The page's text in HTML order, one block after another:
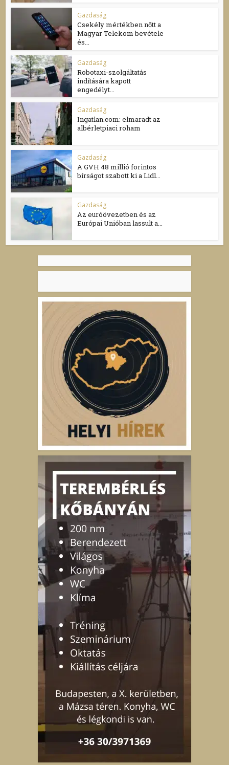
Gazdaság
Csekély mértékben nőtt a
Magyar Telekom bevétele
és...
Gazdaság
Robotaxi-szolgáltatás
indítására kapott
engedélyt...
Gazdaság
Ingatlan.com: elmaradt az
albérletpiaci roham
Gazdaság
A GVH 48 millió forintos
bírságot szabott ki a Lidl...
Gazdaság
Az euróövezetben és az
Európai Unióban lassult a...